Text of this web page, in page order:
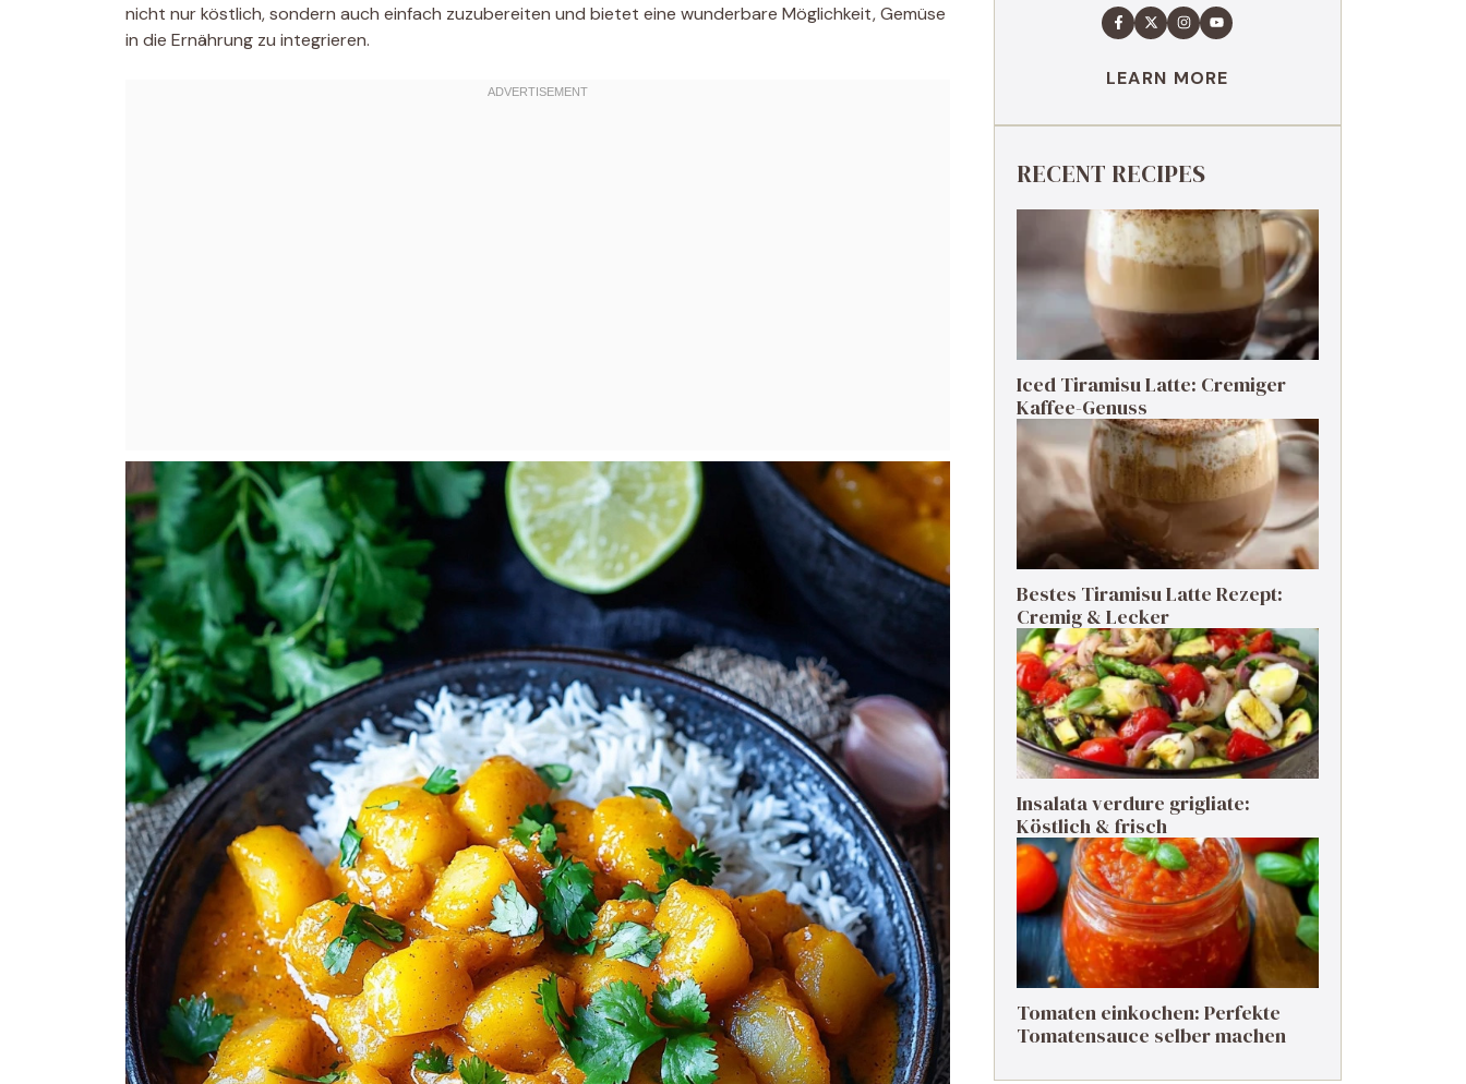
nicht nur köstlich, sondern auch einfach zuzubereiten und bietet eine wunderbare Möglichkeit, Gemüse
in die Ernährung zu integrieren.
LEARN MORE
RECENT RECIPES
Iced Tiramisu Latte: Cremiger
Kaffee-Genuss
Bestes Tiramisu Latte Rezept:
Cremig & Lecker
Insalata verdure grigliate:
Köstlich & frisch
Tomaten einkochen: Perfekte
Tomatensauce selber machen